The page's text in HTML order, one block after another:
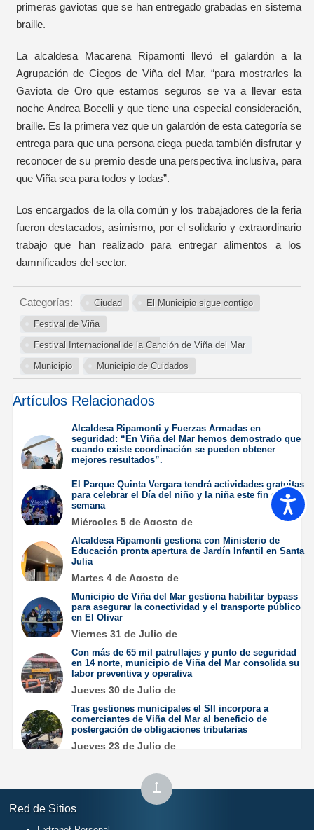
primeras gaviotas que se han entregado grabadas en sistema
braille.
La alcaldesa Macarena Ripamonti llevó el galardón a la
Agrupación de Ciegos de Viña del Mar, “para mostrarles la
Gaviota de Oro que estamos seguros se va a llevar esta
noche Andrea Bocelli y que tiene una especial consideración,
braille. Es la primera vez que un galardón de esta categoría se
entrega para que una persona ciega pueda también disfrutar y
reconocer de su premio desde una perspectiva inclusiva, para
que Viña sea para todos y todas”.
Los encargados de la olla común y los trabajadores de la feria
fueron destacados, asimismo, por el solidario y extraordinario
trabajo que han realizado para entregar alimentos a los
damnificados del sector.
Categorías: Ciudad
El Municipio sigue contigo
Festival de Viña
Festival Internacional de la Canción de Viña del Mar
Municipio
Municipio de Cuidados
Artículos Relacionados
Alcaldesa Ripamonti y Fuerzas Armadas en
seguridad: “En Viña del Mar hemos demostrado que
cuando existe coordinación se pueden obtener
mejores resultados”.
2026
El Parque Quinta Vergara tendrá actividades gratuitas
para celebrar el Día del niño y la niña este fin de
semana
Miércoles 5 de Agosto de
Alcaldesa Ripamonti gestiona con Ministerio de
Educación pronta apertura de Jardín Infantil en Santa
Julia
Martes 4 de Agosto de
Municipio de Viña del Mar gestiona habilitar bypass
para asegurar la conectividad y el transporte público
en El Olivar
Viernes 31 de Julio de
Con más de 65 mil patrullajes y punto de seguridad
en 14 norte, municipio de Viña del Mar consolida su
labor preventiva y operativa
Jueves 30 de Julio de
Tras gestiones municipales el SII incorpora a
comerciantes de Viña del Mar al beneficio de
postergación de obligaciones tributarias
Jueves 23 de Julio de
↑ Subir
al
Red de Sitios